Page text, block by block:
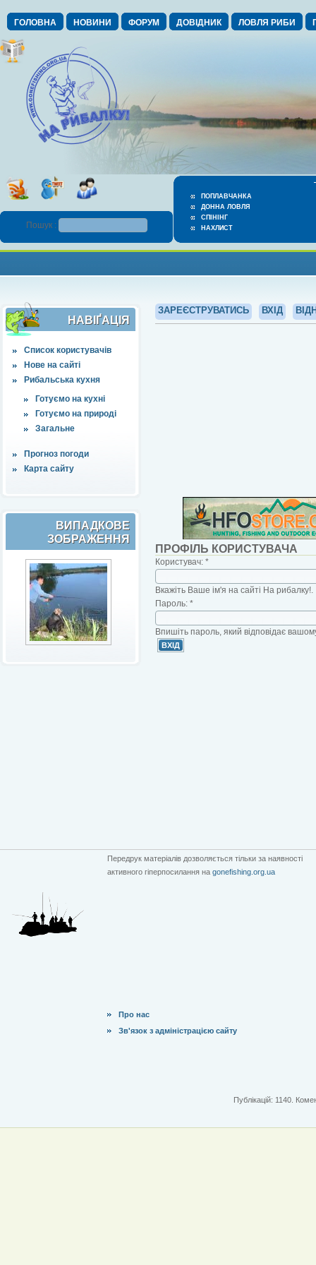
ГОЛОВНА НОВИНИ ФОРУМ ДОВІДНИК ЛОВЛЯ РИБИ
ПОПЛАВЧАНКА
ДОННА ЛОВЛЯ
СПІНІНГ
НАХЛИСТ
Пошук :
НАВІҐАЦІЯ
Список користувачів
Нове на сайті
Рибальська кухня
Готуємо на кухні
Готуємо на природі
Загальне
Прогноз погоди
Карта сайту
ВИПАДКОВЕ
ЗОБРАЖЕННЯ
ЗАРЕЄСТРУВАТИСЬ ВХІД
ПРОФІЛЬ КОРИСТУВАЧА
Користувач: *
Вкажіть Ваше ім'я на сайті На рибалку!.
Пароль: *
Впишіть пароль, який відповідає
Передрук матеріалів дозволяється тільки за наявності
активного гіперпосилання на gonefishing.org.ua
Про нас
Зв'язок з адміністрацією сайту
Публікацій: 1140.